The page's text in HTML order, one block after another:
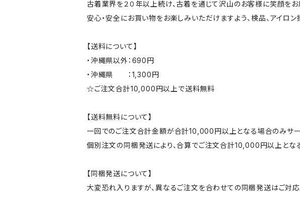
古着業界を２０年以上続け、古着を通じて沢山のお客様に笑顔をお
安心・安全にお買い物をお楽しみいただけますよう、検品、アイロ
【送料について】
・沖縄県以外：690円
・沖縄県 ：1,300円
☆ご注文合計10,000円以上で送料無料
【送料無料について】
一回でのご注文合計金額が合計10,000円以上となる場合のみサー
個別注文の同梱発送により、合算でご注文合計10,000円以上とな
【同梱発送について】
大変恐れ入りますが、異なるご注文を合わせての同梱発送はご対応